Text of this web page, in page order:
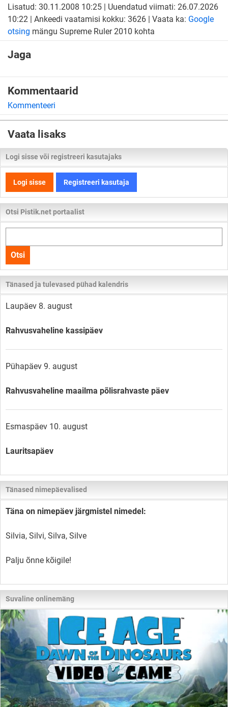
Lisatud: 30.11.2008 10:25 | Uuendatud viimati: 26.07.2026
10:22 | Ankeedi vaatamisi kokku: 3626 | Vaata ka: Google
otsing mängu Supreme Ruler 2010 kohta
Jaga
Kommentaarid
Kommenteeri
Vaata lisaks
Logi sisse või registreeri kasutajaks
Logi sisse Registreeri kasutaja
Otsi Pistik.net portaalist
kogu
lehelt
Otsi
Tänased ja tulevased pühad kalendris
Laupäev 8. august
Rahvusvaheline kassipäev
Pühapäev 9. august
Rahvusvaheline maailma põlisrahvaste päev
Esmaspäev 10. august
Lauritsapäev
Tänased nimepäevalised
Täna on nimepäev järgmistel nimedel:
Silvia, Silvi, Silva, Silve
Palju õnne kõigile!
Suvaline onlinemäng